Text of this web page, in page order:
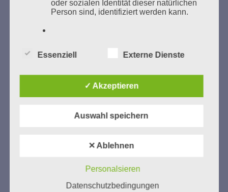
Leben in Menschenwürde garantiert.
oder sozialen Identität dieser natürlichen
Person sind, identifiziert werden kann.
oder identifizierbare natürliche Person,
deren personenbezogene Daten von dem
für die Verarbeitung Verantwortlichen
automatisierter Verfahren ausgeführte
im Zusammenhang mit
Essenziell Externe Dienste
✓ Akzeptieren
Auswahl speichern
✕ Ablehnen
Personalsieren
Datenschutzbedingungen